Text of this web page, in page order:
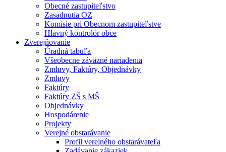
Obecné zastupiteľstvo
Zasadnutia OZ
Komisie pri Obecnom zastupiteľstve
Hlavný kontrolór obce
Zverejňovanie
Úradná tabuľa
Všeobecne záväzné nariadenia
Zmluvy, Faktúry, Objednávky
Zmluvy
Faktúry
Faktúry ZŠ s MŠ
Objednávky
Hospodárenie
Projekty
Verejné obstarávanie
Profil verejného obstarávateľa